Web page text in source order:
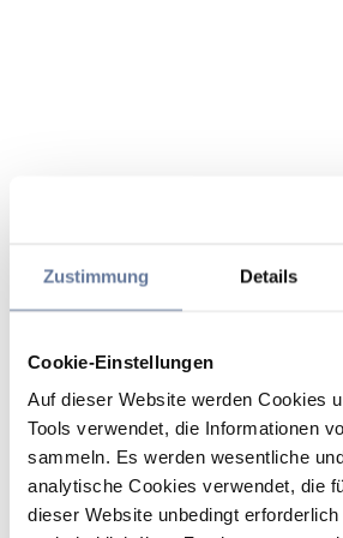
Zustimmung Details
Cookie-Einstellungen
Auf dieser Website werden Cookies
Tools verwendet, die Informationen
sammeln. Es werden wesentliche
analytische Cookies verwendet, die
dieser Website unbedingt